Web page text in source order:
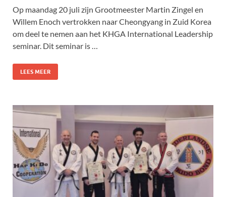
Op maandag 20 juli zijn Grootmeester Martin Zingel en
Willem Enoch vertrokken naar Cheongyang in Zuid Korea
om deel te nemen aan het KHGA International Leadership
seminar. Dit seminar is …
LEES MEER